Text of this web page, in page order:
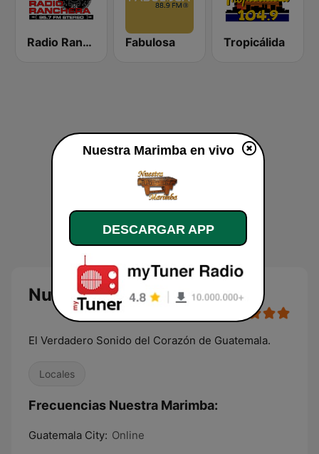
Radio Ranchera Fabulosa Tropicálida
Nuestra Marimba
El Verdadero Sonido del Corazón de Guatemala.
Locales
Frecuencias Nuestra Marimba:
Guatemala City: Online
Nuestra Marimba en vivo
DESCARGAR APP